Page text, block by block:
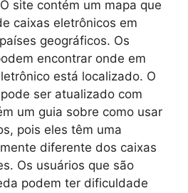
site contém um mapa que
caixas eletrônicos em
geográficos. Os
encontrar onde em
está localizado. O
ser atualizado com
um guia sobre como usar
pois eles têm uma
diferente dos caixas
Os usuários que são
podem ter dificuldade